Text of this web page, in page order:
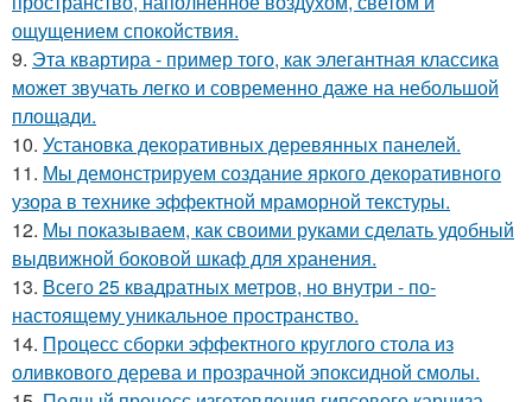
ощущением спокойствия.
9. Эта квартира - пример того, как элегантная классика
может звучать легко и современно даже на небольшой
площади.
10. Установка декоративных деревянных панелей.
11. Мы демонстрируем создание яркого декоративного
узора в технике эффектной мраморной текстуры.
12. Мы показываем, как своими руками сделать удобный
выдвижной боковой шкаф для хранения.
13. Всего 25 квадратных метров, но внутри - по-
настоящему уникальное пространство.
14. Процесс сборки эффектного круглого стола из
оливкового дерева и прозрачной эпоксидной смолы.